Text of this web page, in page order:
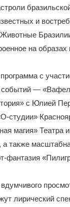
и
на
с
—
с Юлией
студии»
магия» Театра
также
фантазия
лирический